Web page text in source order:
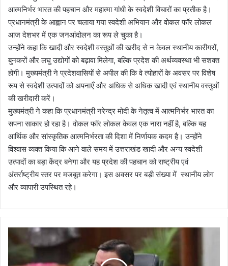
आत्मनिर्भर भारत की पहचान और महात्मा गांधी के स्वदेशी विचारों का प्रतीक है।
प्रधानमंत्री के आह्वान पर चलाया गया स्वदेशी अभियान और वोकल फॉर लोकल
आज देशभर में एक जनआंदोलन का रूप ले चुका है।
उन्होंने कहा कि खादी और स्वदेशी वस्तुओं की खरीद से न केवल स्थानीय कारीगरों,
बुनकरों और लघु उद्योगों को बढ़ावा मिलेगा, बल्कि प्रदेश की अर्थव्यवस्था भी सशक्त
होगी। मुख्यमंत्री ने प्रदेशवासियों से अपील की कि वे त्योहारों के अवसर पर विशेष
रूप से स्वदेशी उत्पादों को अपनाएँ और अधिक से अधिक खादी एवं स्थानीय वस्तुओं
की खरीदारी करें।
मुख्यमंत्री ने कहा कि प्रधानमंत्री नरेन्द्र मोदी के नेतृत्व में आत्मनिर्भर भारत का
सपना साकार हो रहा है। वोकल फॉर लोकल केवल एक नारा नहीं है, बल्कि यह
आर्थिक और सांस्कृतिक आत्मनिर्भरता की दिशा में निर्णायक कदम है। उन्होंने
विश्वास व्यक्त किया कि आने वाले समय में उत्तराखंड खादी और अन्य स्वदेशी
उत्पादों का बड़ा केंद्र बनेगा और यह प्रदेश की पहचान को राष्ट्रीय एवं
अंतर्राष्ट्रीय स्तर पर मजबूत करेगा। इस अवसर पर बड़ी संख्या में स्थानीय लोग
और व्यापारी उपस्थित रहे।
घ